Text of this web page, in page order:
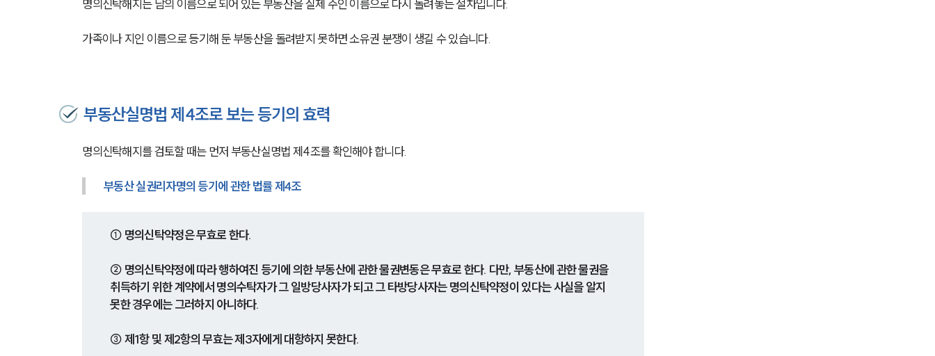
명의신탁해지는 남의 이름으로 되어 있는 부동산을 실제 주인 이름으로 다시 돌려놓는 절차입니다.
가족이나 지인 이름으로 등기해 둔 부동산을 돌려받지 못하면 소유권 분쟁이 생길 수 있습니다.
부동산실명법 제4조로 보는 등기의 효력
명의신탁해지를 검토할 때는 먼저 부동산실명법 제4조를 확인해야 합니다.
부동산 실권리자명의 등기에 관한 법률 제4조
① 명의신탁약정은 무효로 한다.
② 명의신탁약정에 따라 행하여진 등기에 의한 부동산에 관한 물권변동은 무효로 한다. 다만, 부동산에 관한 물권을
취득하기 위한 계약에서 명의수탁자가 그 일방당사자가 되고 그 타방당사자는 명의신탁약정이 있다는 사실을 알지
못한 경우에는 그러하지 아니하다.
③ 제1항 및 제2항의 무효는 제3자에게 대항하지 못한다.